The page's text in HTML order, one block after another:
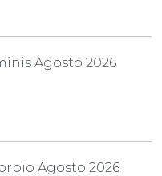
Agosto 2026
Agosto 2026